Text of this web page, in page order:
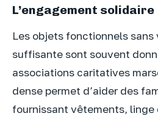
L’engagement solidaire
Les objets fonctionnels sans
suffisante sont souvent
associations caritatives
dense permet d’aider des
fournissant vêtements, linge